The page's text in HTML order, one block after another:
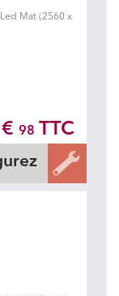
Mat (2560 x
98 TTC